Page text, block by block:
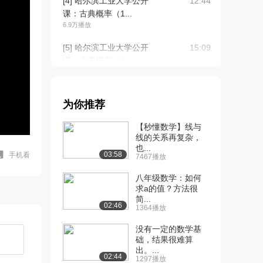
手机看
课：古典概率（1...
6.9万播放
[5] 哈尔滨工业大学公开
15:09
课：几何概率
[7] 哈尔滨工业大学公开
课：统计概率
04:19
[8] 哈尔滨工业大学公开
课：概率的公理化...
06:15
[9] 哈尔滨工业大学公开
4.5万播放
10:37
为你推荐
03:58
【秒懂数学】线与
线的关系再复杂，
也...
7467播放
02:46
八年级数学：如何
求a的值？方法很
简...
1364播放
02:44
没有一定的数学基
础，结果很难算
出。...
1297播放